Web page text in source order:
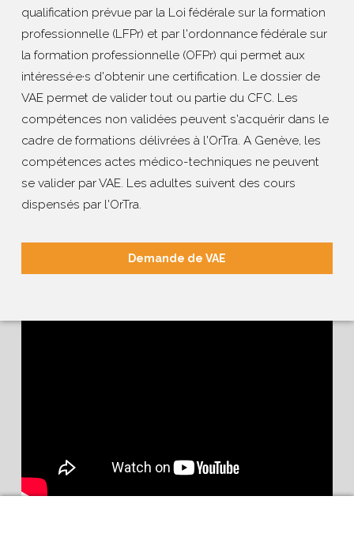
qualification prévue par la Loi fédérale sur la formation
professionnelle (LFPr) et par l'ordonnance fédérale sur
la formation professionnelle (OFPr) qui permet aux
intéressé·e·s d'obtenir une certification. Le dossier de
VAE permet de valider tout ou partie du CFC. Les
compétences non validées peuvent s'acquérir dans le
cadre de formations délivrées à l'OrTra. A Genève, les
compétences actes médico-techniques ne peuvent
se valider par VAE. Les adultes suivent des cours
dispensés par l'OrTra.
Demande de VAE